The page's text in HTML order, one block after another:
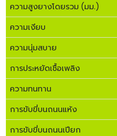
ความสูงยางโดยรวม (มม.)
ความเงียบ
ความนุ่มสบาย
การประหยัดเชื้อเพลิง
ความทนทาน
การขับขี่บนถนนแห้ง
การขับขี่บนถนนเปียก